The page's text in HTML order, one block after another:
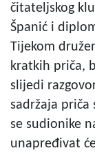
čitateljskog
Španić i
Tijekom
kratkih priča,
slijedi
sadržaja priča
se sudionike
unapređivat